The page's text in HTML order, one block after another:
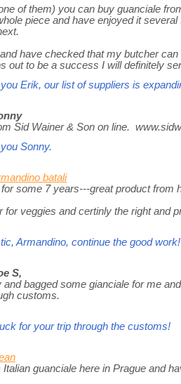
of them) you can buy guanciale
piece and have enjoyed it
have checked that my butcher
out to be a success I will definitely
Erik, our list of suppliers is
Sid Wainer & Son on line.
Sonny.
batali
some 7 years---great product from
for veggies and certinly the right and
Armandino, continue the good work!
S,
and bagged some gianciale for me
customs.
for your trip through the customs!
guanciale here in Prague and